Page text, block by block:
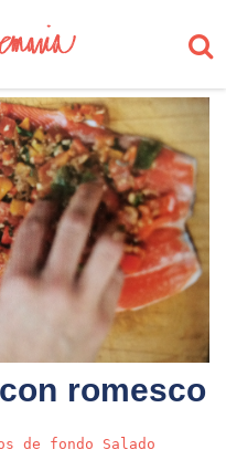
romesco
de fondo
Salado